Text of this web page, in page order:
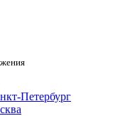
Петербург